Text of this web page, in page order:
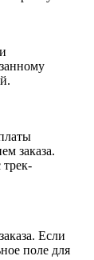
заказа.
трек-
Если
поле для